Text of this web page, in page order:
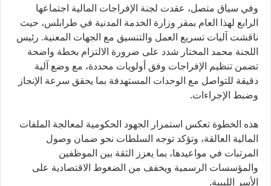
وفي سياق متصل، عقدت لجنة الإفراجات المالية اجتماعها
الرابع لهذا العام بمقر وزارة الخدمة المدنية في طرابلس، حيث
ناقشت آليات تسريع العمل والتنسيق مع الجهات المعنية. رئيس
اللجنة محمد المختار شدد على ضرورة الالتزام بخطة واضحة
تضمن تنظيم الإفراجات وفق أولويات محددة، مع وضع آلية
دقيقة للتواصل مع الوحدات المستهدفة بما يحقق سرعة الإنجاز
وضبط الإجراءات.
هذه الخطوة تعكس استمرار الجهود الحكومية لمعالجة الملفات
المالية العالقة، وتؤكد توجه السلطات نحو ضمان وصول
المرتبات في مواعيدها، بما يعزز الثقة بين الموظفين
والمؤسسات الرسمية ويخفف من الضغوط الاقتصادية على
الأسر الليبية.